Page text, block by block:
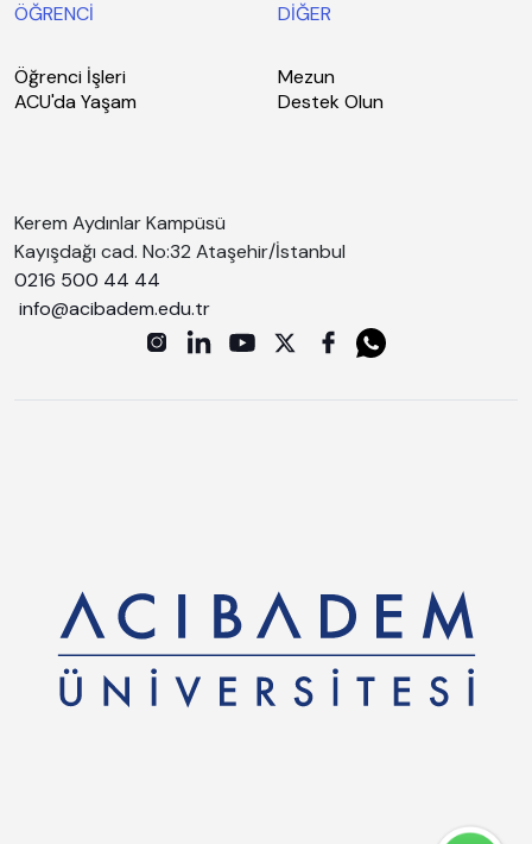
ÖĞRENCİ
Öğrenci İşleri
ACU'da Yaşam
DİĞER
Mezun
Destek Olun
Kerem Aydınlar Kampüsü
Kayışdağı cad. No:32 Ataşehir/İstanbul
0216 500 44 44
info@acibadem.edu.tr